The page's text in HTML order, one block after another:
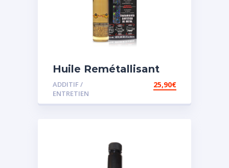
Huile Remétallisant
Moteur SMT2
ADDITIF /
ENTRETIEN
25,90€